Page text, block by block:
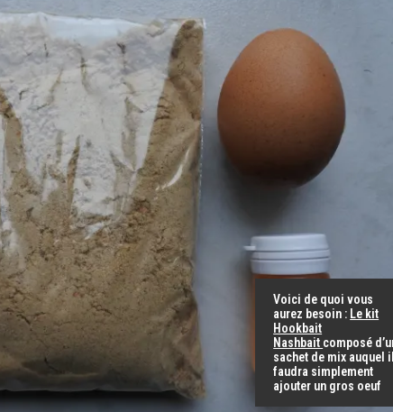
Voici de quoi vous
aurez besoin : Le kit
Hookbait
Nashbait composé
sachet de mix auquel
faudra simplement
ajouter un gros oeuf